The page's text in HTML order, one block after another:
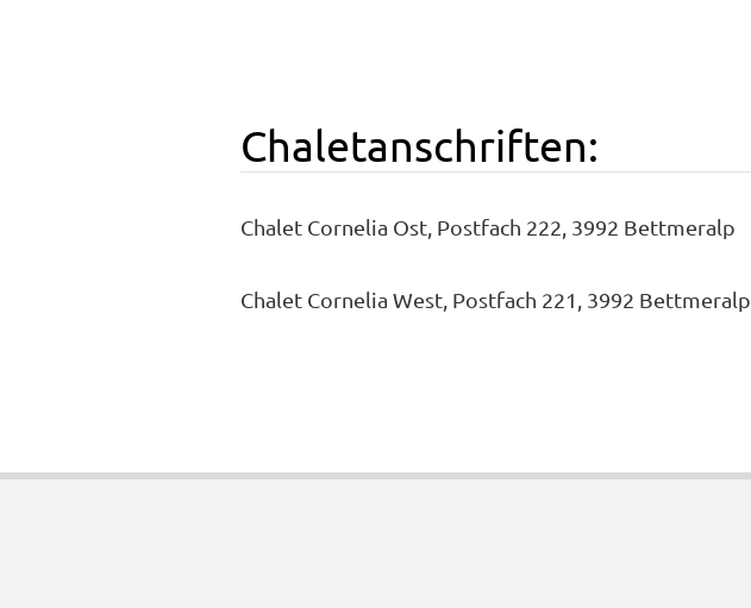
Chaletanschriften:
Chalet Cornelia Ost, Postfach 222, 3992 Bettmeralp
Chalet Cornelia West, Postfach 221, 3992 Bettmeralp